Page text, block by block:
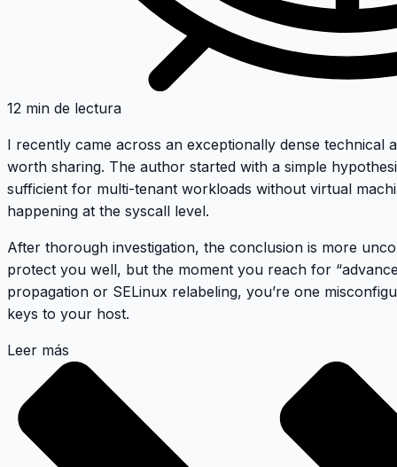
12 min de lectura
I recently came across an exceptionally dense technical
worth sharing. The author started with a simple
sufficient for multi-tenant workloads without virtual
happening at the syscall level.
After thorough investigation, the conclusion is more
protect you well, but the moment you reach for
propagation or SELinux relabeling, you’re one
keys to your host.
Leer más